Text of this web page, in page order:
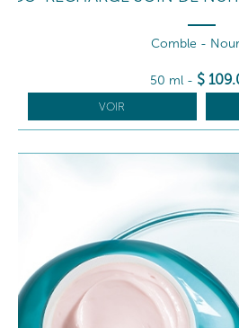
Comble -
50 ml - $ 109
VOIR